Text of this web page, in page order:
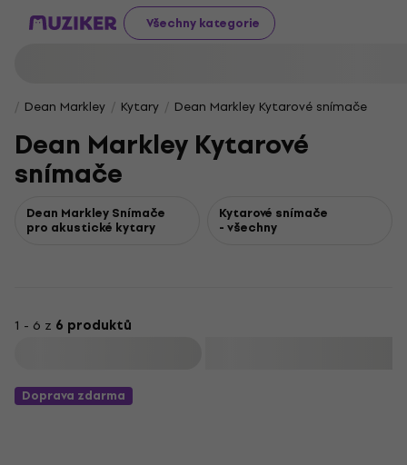
Všechny kategorie
Dean Markley Kytary Dean Markley Kytarové snímače
Dean Markley Kytarové
snímače
Dean Markley Snímače
pro akustické kytary
Kytarové snímače
- všechny
1 - 6 z 6 produktů
Doprava zdarma